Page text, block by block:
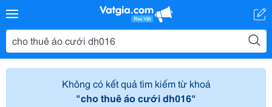
Không có kết quả tìm kiếm từ khoá
"cho thuê áo cưới dh016"